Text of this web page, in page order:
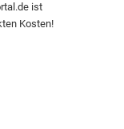
ist
Kosten!